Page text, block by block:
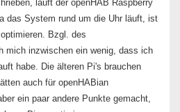
läuft der openHAB Raspberry
das System rund um die Uhr läuft, ist
Bzgl. des
mich inzwischen ein wenig, dass ich
habe. Die älteren Pi's brauchen
auch für openHABian
ein paar andere Punkte gemacht,